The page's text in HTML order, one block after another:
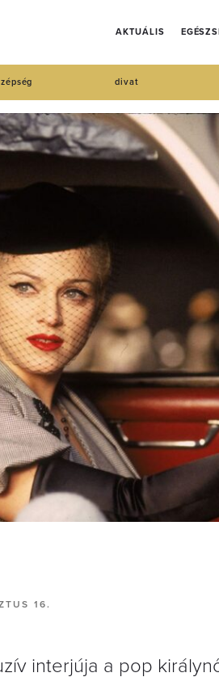
AKTUÁLIS
divat
16.
interjúja a pop